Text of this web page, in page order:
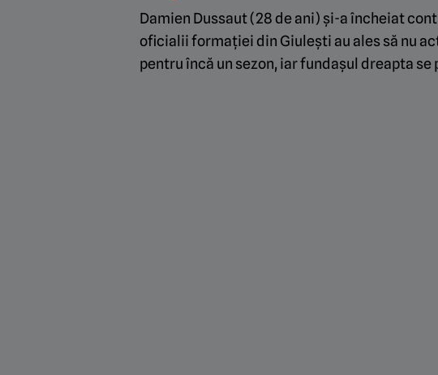
Damien Dussaut (28 de ani) și-a încheiat
oficialii formației din Giulești au ales să nu
pentru încă un sezon, iar fundașul dreapta